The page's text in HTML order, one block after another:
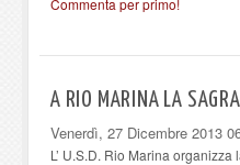
A RIO MARINA LA
Venerdì, 27 Dicembre 2013
L’ U.S.D. Rio Marina